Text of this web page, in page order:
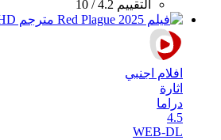
التقييم 4.2 / 10
افلام اجنبي
اثارة
دراما
4.5
WEB-DL